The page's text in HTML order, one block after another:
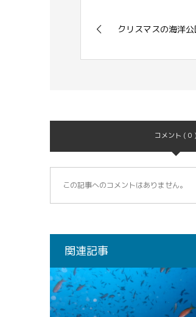
クリスマスの海洋公
コメント ( 0 )
この記事へのコメントはありません。
関連記事